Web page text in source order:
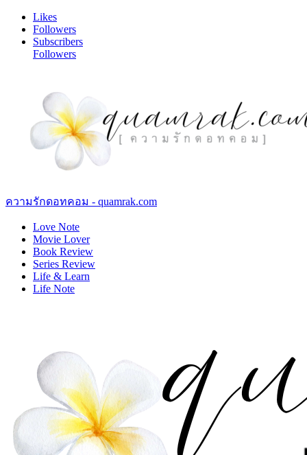
Likes
Followers
Subscribers
Followers
ความรักดอทคอม - quamrak.com
Love Note
Movie Lover
Book Review
Series Review
Life & Learn
Life Note